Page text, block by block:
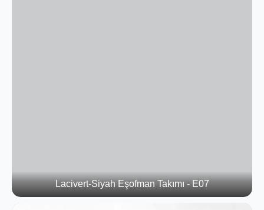
Lacivert-Siyah Eşofman Takımı - E07